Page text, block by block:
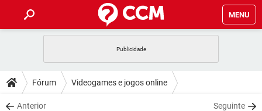
MENU
CELULAR FACEBOOK
OUTLOOK
DICAS
JOGOS WHATSAPP
DOWNLOADS
Fórum Videogames e jogos online
Anterior Seguinte